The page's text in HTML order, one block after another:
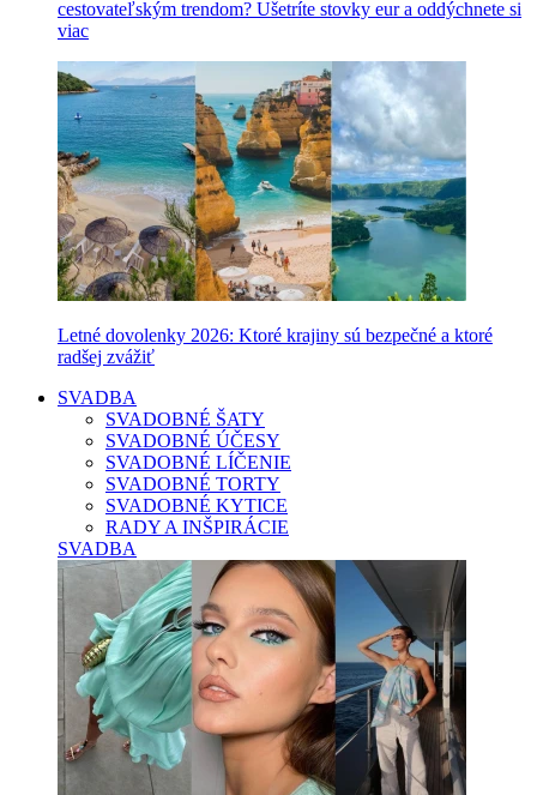
cestovateľským trendom? Ušetríte stovky eur a oddýchnete si
viac
Letné dovolenky 2026: Ktoré krajiny sú bezpečné a ktoré
radšej zvážiť
SVADBA
SVADOBNÉ ŠATY
SVADOBNÉ ÚČESY
SVADOBNÉ LÍČENIE
SVADOBNÉ TORTY
SVADOBNÉ KYTICE
RADY A INŠPIRÁCIE
SVADBA